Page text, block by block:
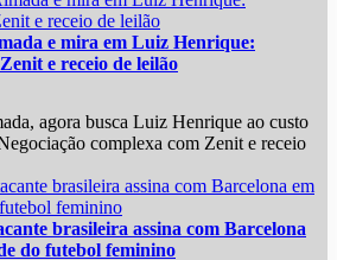
e mira em Luiz Henrique:
e receio de leilão
agora busca Luiz Henrique ao custo
complexa com Zenit e receio
brasileira assina com Barcelona
do futebol feminino